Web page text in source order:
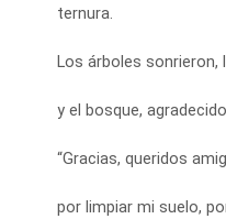
ternura.
Los árboles
y el bosque,
“Gracias, queridos
por limpiar mi suelo,